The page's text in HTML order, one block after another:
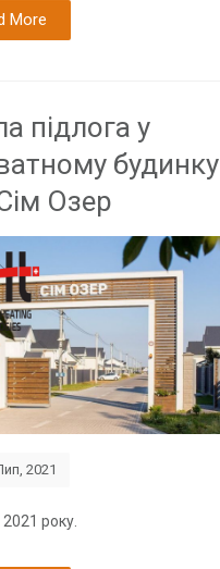
More
підлога у
будинку
Озер
2021
року.